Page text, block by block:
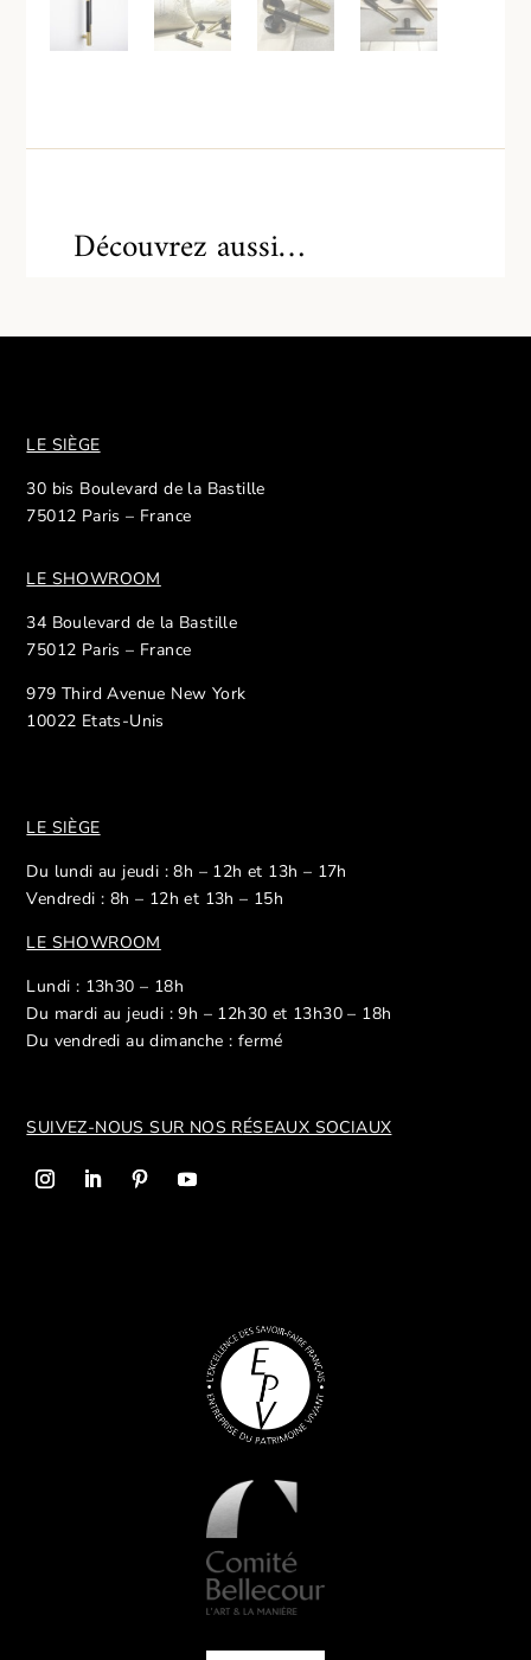
Découvrez aussi…
LE SIÈGE
30 bis Boulevard de la Bastille
75012 Paris – France
LE SHOWROOM
34 Boulevard de la Bastille
75012 Paris – France
979 Third Avenue New York
10022 Etats-Unis
LE SIÈGE
Du lundi au jeudi : 8h – 12h et 13h – 17h
Vendredi : 8h – 12h et 13h – 15h
LE SHOWROOM
Lundi : 13h30 – 18h
Du mardi au jeudi : 9h – 12h30 et 13h30 – 18h
Du vendredi au dimanche : fermé
SUIVEZ-NOUS SUR NOS RÉSEAUX SOCIAUX